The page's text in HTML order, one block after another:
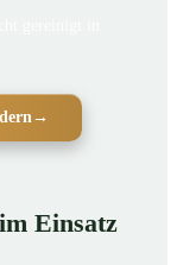
→
Einsatz